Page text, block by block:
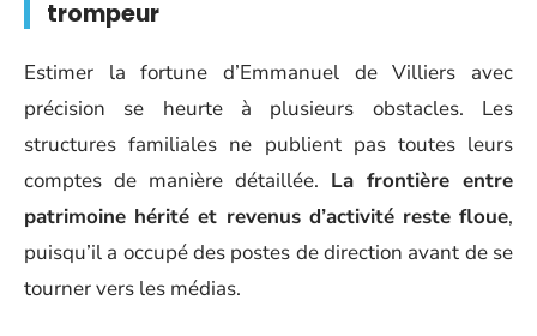
trompeur
Estimer la fortune d’Emmanuel de Villiers avec
précision se heurte à plusieurs obstacles. Les
structures familiales ne publient pas toutes leurs
comptes de manière détaillée. La frontière entre
patrimoine hérité et revenus d’activité reste floue,
puisqu’il a occupé des postes de direction avant de se
tourner vers les médias.